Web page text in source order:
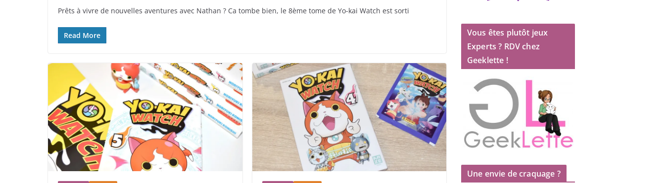
Prêts à vivre de nouvelles aventures avec Nathan ? Ca tombe bien, le 8ème tome de Yo-kai Watch est sorti
Read More
Vous êtes plutôt jeux
Experts ? RDV chez
Geeklette !
Une envie de craquage ?